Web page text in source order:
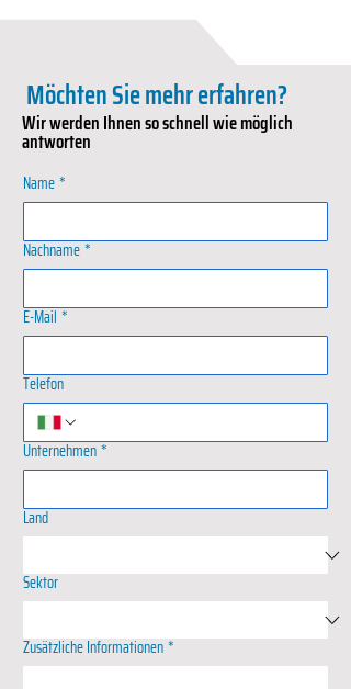
Möchten Sie mehr erfahren?
Wir werden Ihnen so schnell wie möglich
antworten
Name*
Nachname*
E-Mail *
Telefon
Unternehmen*
Land
Sektor
Zusätzliche Informationen*